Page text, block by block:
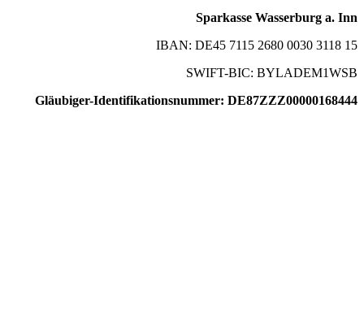
Sparkasse Wasserburg a. Inn
IBAN: DE45 7115 2680 0030 3118 15
SWIFT-BIC: BYLADEM1WSB
Gläubiger-Identifikationsnummer: DE87ZZZ00000168444